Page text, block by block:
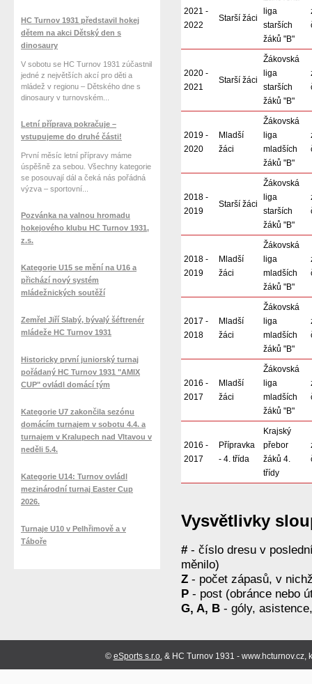
2021 -
2022
Starší žáci
liga
starších
žáků "B"
2020 -
2021
Starší žáci
Žákovská
liga
starších
žáků "B"
2019 -
2020
Mladší
žáci
Žákovská
liga
mladších
žáků "B"
2018 -
2019
Starší žáci
Žákovská
liga
starších
žáků "B"
2018 -
2019
Mladší
žáci
Žákovská
liga
mladších
žáků "B"
2017 -
2018
Mladší
žáci
Žákovská
liga
mladších
žáků "B"
2016 -
2017
Mladší
žáci
Žákovská
liga
mladších
žáků "B"
2016 -
2017
Přípravka
- 4. třída
Krajský
přebor
žáků 4.
třídy
Vysvětlivky
# - číslo dresu v
měnilo)
Z - počet zápasů, v
P - post (obránce nebo
G, A, B - góly,
HC Turnov 1931 představil hokej
dětem na akci Dětský den s
dinosaury
V sobotu se HC Turnov 1931 zúčastnil
jedné z největších akcí pro děti a
mládež v regionu – Dětského dne s
dinosaury v turnovském...
Letní příprava pokračuje –
vstupujeme do druhé části!
První měsíc letní přípravy máme
úspěšně za sebou. Všechny kategorie
se posouvají dál a čeká nás pořádná
výzva – sportovní...
Pozvánka na valnou hromadu
hokejového klubu HC Turnov 1931,
z.s.
Kategorie U15 se mění na U16 a
přichází nový systém
mládežnických soutěží
Zemřel Jiří Slabý, bývalý šéftrenér
mládeže HC Turnov 1931
Historicky první juniorský turnaj
pořádaný HC Turnov 1931 "AMIX
CUP" ovládl domácí tým
Kategorie U7 zakončila sezónu
domácím turnajem v sobotu 4.4. a
turnajem v Kralupech nad Vltavou v
neděli 5.4.
Kategorie U14: Turnov ovládl
mezinárodní turnaj Easter Cup
2026.
Turnaje U10 v Pelhřimově a v
Táboře
© eSports s.r.o.& HC Turnov 1931 -